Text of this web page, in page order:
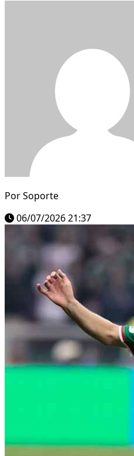
PorSoporte
06/07/2026 21:37